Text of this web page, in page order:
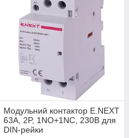
Модульний контактор E.NEXT
63А, 2P, 1NO+1NC, 230В для
DIN-рейки